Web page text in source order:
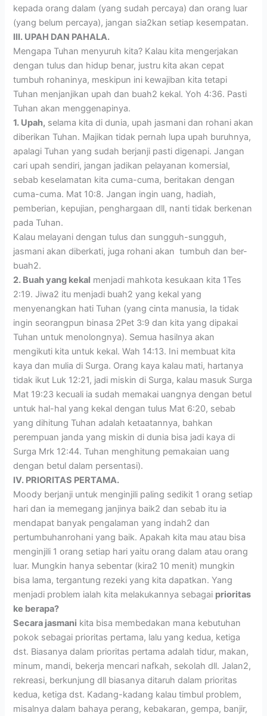
kepada orang dalam (yang sudah percaya) dan orang luar
(yang belum percaya), jangan sia2kan setiap kesempatan.
III. UPAH DAN PAHALA.
Mengapa Tuhan menyuruh kita? Kalau kita mengerjakan
dengan tulus dan hidup benar, justru kita akan cepat
tumbuh rohaninya, meskipun ini kewajiban kita tetapi
Tuhan menjanjikan upah dan buah2 kekal. Yoh 4:36. Pasti
Tuhan akan menggenapinya.
1. Upah, selama kita di dunia, upah jasmani dan rohani akan
diberikan Tuhan. Majikan tidak pernah lupa upah buruhnya,
apalagi Tuhan yang sudah berjanji pasti digenapi. Jangan
cari upah sendiri, jangan jadikan pelayanan komersial,
sebab keselamatan kita cuma-cuma, beritakan dengan
cuma-cuma. Mat 10:8. Jangan ingin uang, hadiah,
pemberian, kepujian, penghargaan dll, nanti tidak berkenan
pada Tuhan.
Kalau melayani dengan tulus dan sungguh-sungguh,
jasmani akan diberkati, juga rohani akan tumbuh dan ber-
buah2.
2. Buah yang kekal menjadi mahkota kesukaan kita 1Tes
2:19. Jiwa2 itu menjadi buah2 yang kekal yang
menyenangkan hati Tuhan (yang cinta manusia, Ia tidak
ingin seorangpun binasa 2Pet 3:9 dan kita yang dipakai
Tuhan untuk menolongnya). Semua hasilnya akan
mengikuti kita untuk kekal. Wah 14:13. Ini membuat kita
kaya dan mulia di Surga. Orang kaya kalau mati, hartanya
tidak ikut Luk 12:21, jadi miskin di Surga, kalau masuk Surga
Mat 19:23 kecuali ia sudah memakai uangnya dengan betul
untuk hal-hal yang kekal dengan tulus Mat 6:20, sebab
yang dihitung Tuhan adalah ketaatannya, bahkan
perempuan janda yang miskin di dunia bisa jadi kaya di
Surga Mrk 12:44. Tuhan menghitung pemakaian uang
dengan betul dalam persentasi).
IV. PRIORITAS PERTAMA.
Moody berjanji untuk menginjili paling sedikit 1 orang setiap
hari dan ia memegang janjinya baik2 dan sebab itu ia
mendapat banyak pengalaman yang indah2 dan
pertumbuhanrohani yang baik. Apakah kita mau atau bisa
menginjili 1 orang setiap hari yaitu orang dalam atau orang
luar. Mungkin hanya sebentar (kira2 10 menit) mungkin
bisa lama, tergantung rezeki yang kita dapatkan. Yang
menjadi problem ialah kita melakukannya sebagai prioritas
ke berapa?
Secara jasmani kita bisa membedakan mana kebutuhan
pokok sebagai prioritas pertama, lalu yang kedua, ketiga
dst. Biasanya dalam prioritas pertama adalah tidur, makan,
minum, mandi, bekerja mencari nafkah, sekolah dll. Jalan2,
rekreasi, berkunjung dll biasanya ditaruh dalam prioritas
kedua, ketiga dst. Kadang-kadang kalau timbul problem,
misalnya dalam bahaya perang, kebakaran, gempa, banjir,